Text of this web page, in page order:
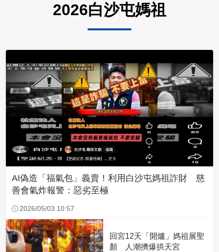
2026白沙屯媽祖
AI偽造「福氣包」義賣！利用白沙屯媽祖詐財 慈
善會氣炸報警：惡劣至極
2026/05/03 10:57
回宮12天「開爐」媽祖展聖
顏 人潮擠爆拱天宮